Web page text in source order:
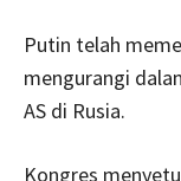
Putin telah
mengurangi
AS di Rusia.
Kongres